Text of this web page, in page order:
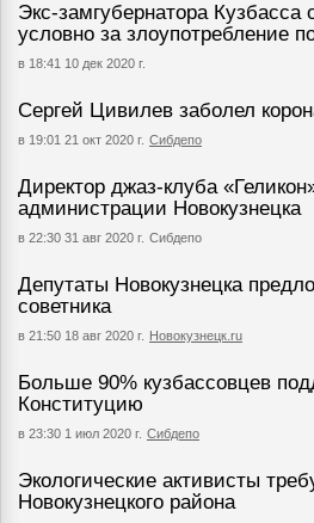
Экс-замгубернатора Кузбасса
условно за злоупотребление
в 18:41 10 дек 2020 г.
Сергей Цивилев заболел
в 19:01 21 окт 2020 г. Сибдепо
Директор джаз-клуба
администрации Новокузнецка
в 22:30 31 авг 2020 г. Сибдепо
Депутаты Новокузнецка
советника
в 21:50 18 авг 2020 г. Новокузнецк.ru
Больше 90% кузбассовцев
Конституцию
в 23:30 1 июл 2020 г. Сибдепо
Экологические активисты
Новокузнецкого района